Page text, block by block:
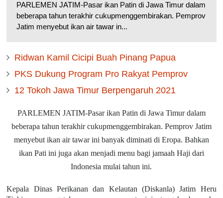
PARLEMEN JATIM-Pasar ikan Patin di Jawa Timur dalam
beberapa tahun terakhir cukupmenggembirakan. Pemprov
Jatim menyebut ikan air tawar in...
Ridwan Kamil Cicipi Buah Pinang Papua
PKS Dukung Program Pro Rakyat Pemprov
12 Tokoh Jawa Timur Berpengaruh 2021
PARLEMEN JATIM-Pasar ikan Patin di Jawa Timur dalam
beberapa tahun terakhir cukupmenggembirakan. Pemprov Jatim
menyebut ikan air tawar ini banyak diminati di Eropa. Bahkan
ikan Pati ini juga akan menjadi menu bagi jamaah Haji dari
Indonesia mulai tahun ini.
Kepala Dinas Perikanan dan Kelautan (Diskanla) Jatim Heru